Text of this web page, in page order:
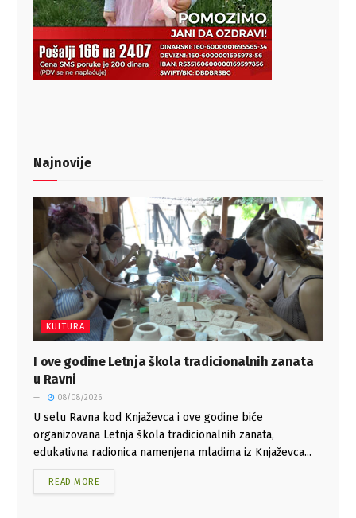
Najnovije
KULTURA
I ove godine Letnja škola tradicionalnih zanata
u Ravni
08/08/2026
U selu Ravna kod Knjaževca i ove godine biće
organizovana Letnja škola tradicionalnih zanata,
edukativna radionica namenjena mladima iz Knjaževca...
READ MORE